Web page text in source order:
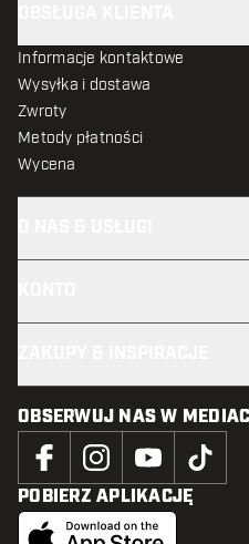
Informacje kontaktowe
Wysyłka i dostawa
Zwroty
Metody płatności
Wycena
OBSERWUJ NAS W
POBIERZ APLIKACJĘ